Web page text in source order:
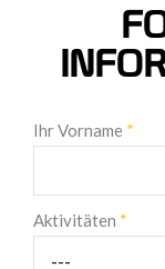
Ihr Vorname *
Aktivitäten *